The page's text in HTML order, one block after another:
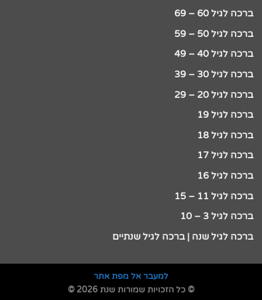
ברכה לגיל 60 – 69
ברכה לגיל 50 – 59
ברכה לגיל 40 – 49
ברכה לגיל 30 – 39
ברכה לגיל 20 – 29
ברכה לגיל 19
ברכה לגיל 18
ברכה לגיל 17
ברכה לגיל 16
ברכה לגיל 11 – 15
ברכה לגיל 3 – 10
ברכה לגיל שנה | ברכה לגיל שנתיים
למעבר אל מפת אתר
© כל הזכויות שמורות שנת 2026 ©